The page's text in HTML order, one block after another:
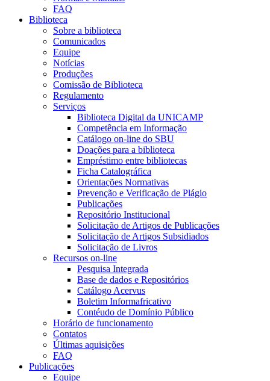
FAQ
Biblioteca
Sobre a biblioteca
Comunicados
Equipe
Notícias
Produções
Comissão de Biblioteca
Regulamento
Serviços
Biblioteca Digital da UNICAMP
Competência em Informação
Catálogo on-line do SBU
Doações para a biblioteca
Empréstimo entre bibliotecas
Ficha Catalográfica
Orientações Normativas
Prevenção e Verificação de Plágio
Publicações
Repositório Institucional
Solicitação de Artigos de Publicações
Solicitação de Artigos Subsidiados
Solicitação de Livros
Recursos on-line
Pesquisa Integrada
Base de dados e Repositórios
Catálogo Acervus
Boletim Informafricativo
Contéudo de Domínio Público
Horário de funcionamento
Contatos
Últimas aquisições
FAQ
Publicações
Equipe